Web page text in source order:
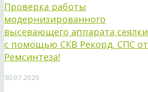
Проверка работы
модернизированного
высевающего аппарата сеялки
с помощью СКВ Рекорд. СПС от
Ремсинтеза!
30.07.2025